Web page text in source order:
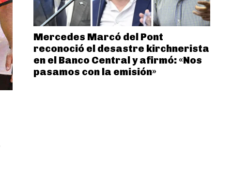
Mercedes Marcó del Pont
reconoció el desastre kirchnerista
en el Banco Central y afirmó: «Nos
pasamos con la emisión»